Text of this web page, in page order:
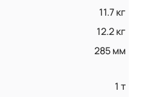
11.7 кг
12.2 кг
285 мм
1 т